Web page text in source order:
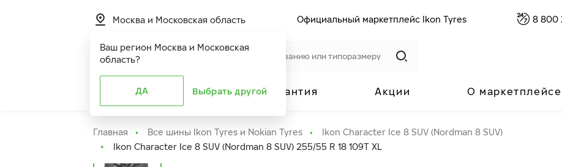
Ваш регион Москва и Московская
область?
ДА Выбрать другой
Москва и Московская область Официальный маркетплейс Ikon Tyres 8 800
Расширенная гарантия Акции О маркетплейсе
Главная Все шины Ikon Tyres и Nokian Tyres
Ikon Character Ice 8 SUV (Nordman 8 SUV)
Ikon Character Ice 8 SUV (Nordman 8 SUV) 255/55 R 18 109T XL